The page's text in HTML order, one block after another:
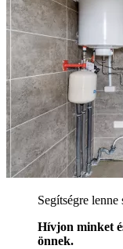
Segítségre lenne
Hívjon minket
önnek.